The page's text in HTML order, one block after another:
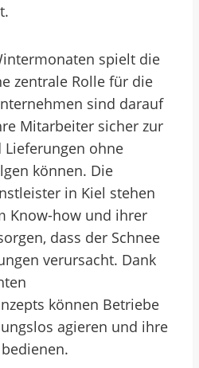
spielt die
zentrale Rolle für die
sind darauf
Mitarbeiter sicher zur
ohne
können. Die
in Kiel stehen
Know-how und ihrer
dass der Schnee
verursacht. Dank
können Betriebe
agieren und ihre